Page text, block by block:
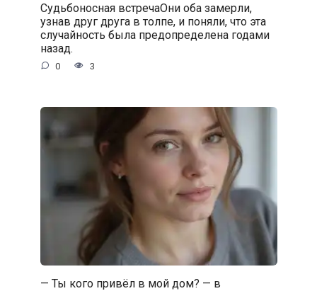
Судьбоносная встречаОни оба замерли,
узнав друг друга в толпе, и поняли, что эта
случайность была предопределена годами
назад.
0 3
— Ты кого привёл в мой дом? — в